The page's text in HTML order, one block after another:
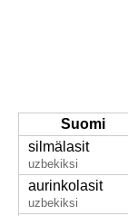
Suomi
silmälasit
uzbekiksi
aurinkolasit
uzbekiksi